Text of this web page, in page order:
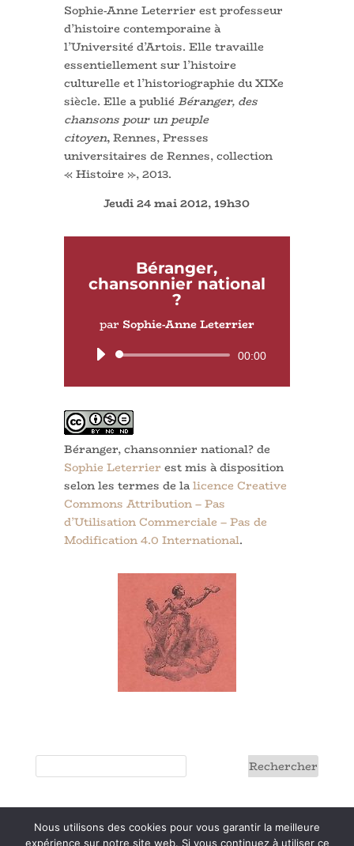
Sophie-Anne Leterrier est professeur
d’histoire contemporaine à
l’Université d’Artois. Elle travaille
essentiellement sur l’histoire
culturelle et l’historiographie du XIXe
siècle. Elle a publié Béranger, des
chansons pour un peuple
citoyen,Rennes, Presses
universitaires de Rennes, collection
« Histoire », 2013.
Jeudi 24 mai 2012, 19h30
Béranger,
chansonnier national
?
par Sophie-Anne Leterrier
Lecteur
00:00
Béranger, chansonnier national?de
Sophie Leterrier est mis à disposition
selon les termes de lalicence Creative
Commons Attribution – Pas
d’Utilisation Commerciale – Pas de
Modification 4.0 International.
Nous utilisons des cookies pour vous garantir la meilleure
expérience sur notre site web. Si vous continuez à utiliser ce